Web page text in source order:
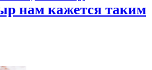
нам кажется таким